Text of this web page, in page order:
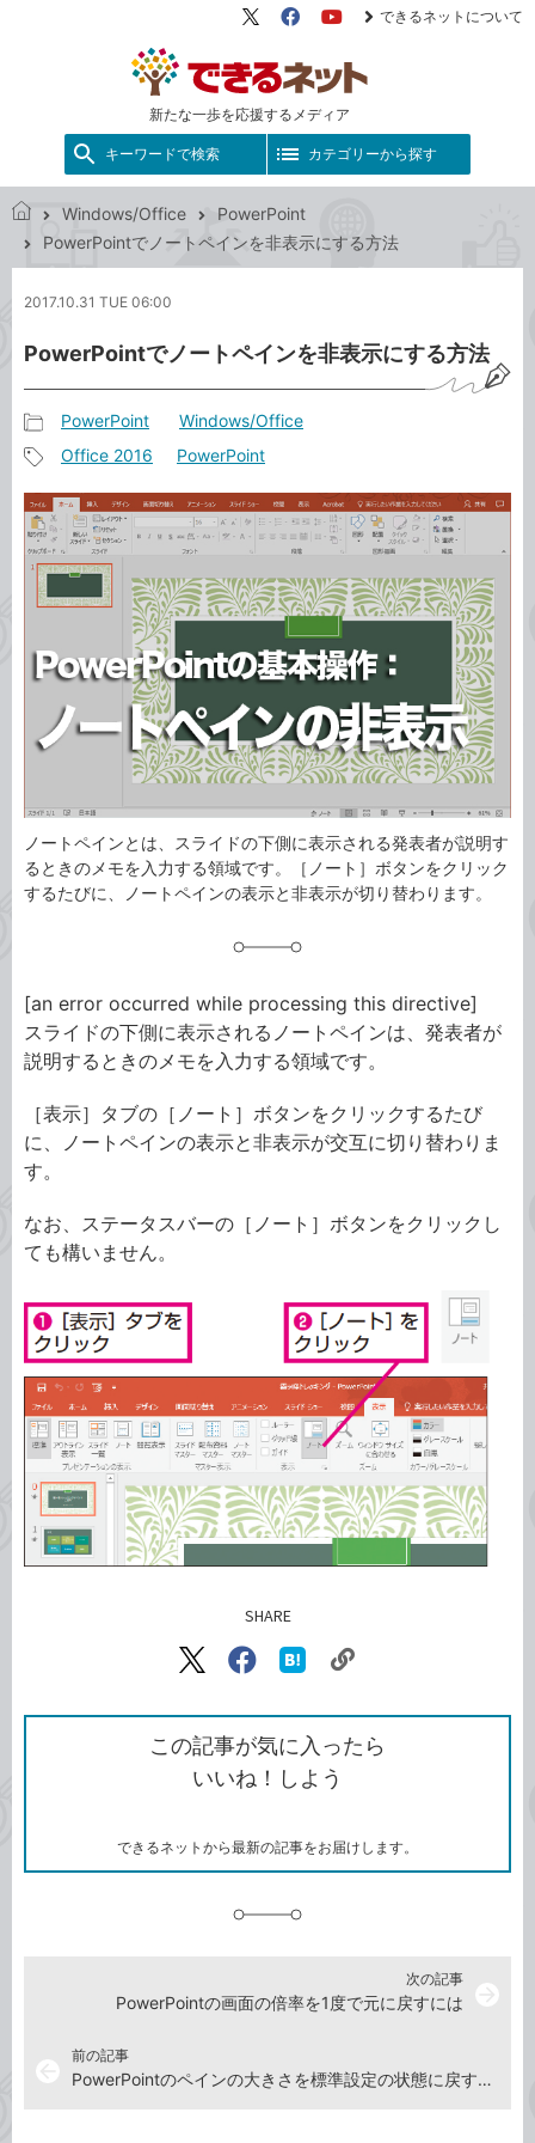
新たな一歩を応援するメディア
X（旧
FacebookYouTube
できるネットについて
キーワードで検索 カテゴリーから探す
で
ネ
ト
Windows/Office
PowerPoint
PowerPointでノートペインを非表示にする方法
2017.10.31 TUE 06:00
PowerPointでノートペインを非表示にする方法
事
カ
テ
ゴ
リ
PowerPoint Windows/Office
事
タ
グ
Office 2016 PowerPoint
ノートペインとは、スライドの下側に表示される発表者が説明す
るときのメモを入力する領域です。［ノート］ボタンをクリック
するたびに、ノートペインの表示と非表示が切り替わります。
[an error occurred while processing this directive]
スライドの下側に表示されるノートペインは、発表者が
説明するときのメモを入力する領域です。
［表示］タブの［ノート］ボタンをクリックするたび
に、ノートペインの表示と非表示が交互に切り替わりま
す。
なお、ステータスバーの［ノート］ボタンをクリックし
ても構いません。
SHARE
X（旧
で
シ
ェ
ア
Facebook
シ
ェ
ア
な
ッ
ク
ク
ク
を
コ
この記事が気に入ったら
いいね！しよう
できるネットから最新の記事をお届けします。
前の記事
PowerPointのペインの大きさを標準設定の状態に戻す方法
次の記事
PowerPointの画面の倍率を1度で元に戻すには